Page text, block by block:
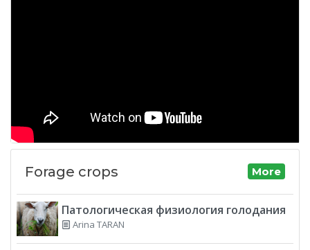
Forage crops More
Патологическая физиология голодания
Arina TARAN